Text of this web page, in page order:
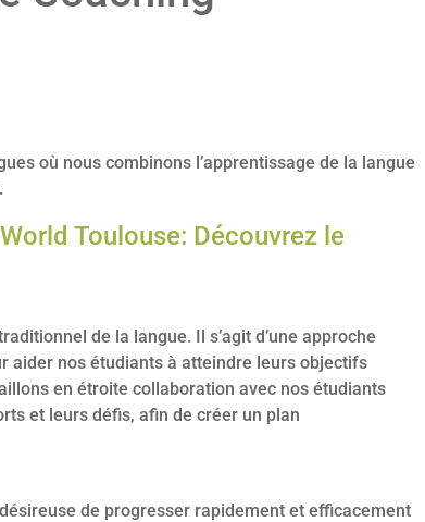
où nous combinons l’apprentissage de la langue
Toulouse: Découvrez le
de la langue. Il s’agit d’une approche
aider nos étudiants à atteindre leurs objectifs
en étroite collaboration avec nos étudiants
et leurs défis, afin de créer un plan
de progresser rapidement et efficacement